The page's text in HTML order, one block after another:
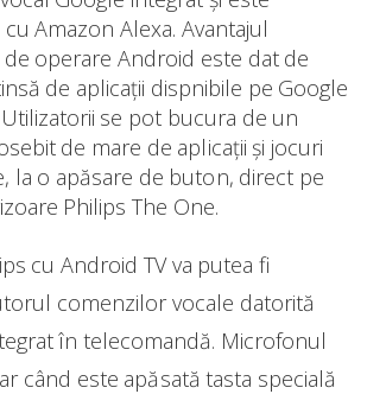
Amazon Alexa. Avantajul
operare Android este dat de
de aplicații dispnibile pe Google
Utilizatorii se pot bucura de un
de mare de aplicații și jocuri
la o apăsare de buton, direct pe
Philips The One.
cu Android TV va putea fi
comenzilor vocale datorită
în telecomandă. Microfonul
când este apăsată tasta specială